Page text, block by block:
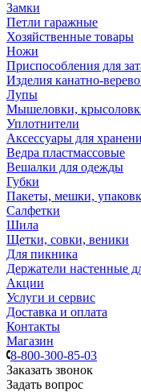
Замки
Петли гаражные
Хозяйственные товары
Ножи
Приспособления для
Изделия канатно-
Лупы
Мышеловки,
Уплотнители
Аксессуары для
Ведра пластмассовые
Вешалки для одежды
Губки
Пакеты, мешки,
Салфетки
Шила
Щетки, совки, веники
Для пикника
Держатели настенные
Акции
Услуги и сервис
Доставка и оплата
Контакты
Магазин
8-800-300-85-03
Заказать звонок
Задать вопрос